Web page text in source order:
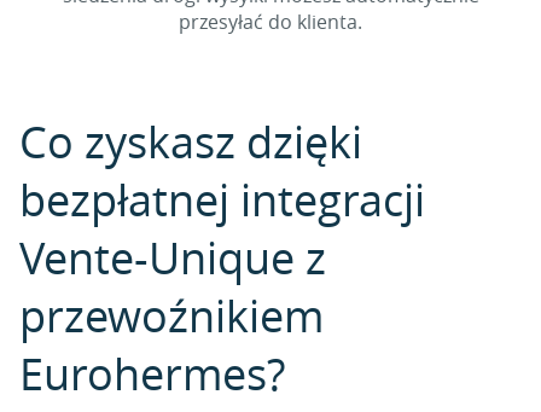
przesyłać do klienta.
Co zyskasz dzięki
bezpłatnej integracji
Vente-Unique z
przewoźnikiem
Eurohermes?